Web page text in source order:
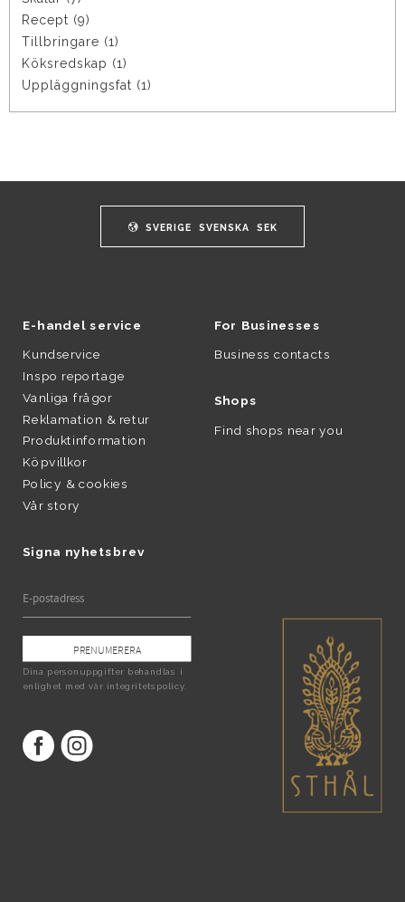
Recept (9)
Tillbringare (1)
Köksredskap (1)
Uppläggningsfat (1)
SVERIGE SVENSKA SEK
E-handel service
Kundservice
Inspo reportage
Vanliga frågor
Reklamation & retur
Produktinformation
Köpvillkor
Policy & cookies
Vår story
Signa nyhetsbrev
PRENUMERERA
Dina personuppgifter behandlas i
enlighet med vår integritetspolicy.
For Businesses
Business contacts
Shops
Find shops near you